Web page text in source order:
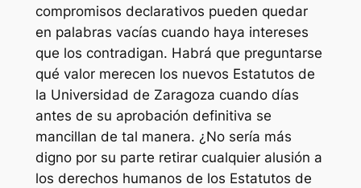
compromisos declarativos pueden quedar
en palabras vacías cuando haya intereses
que los contradigan. Habrá que preguntarse
qué valor merecen los nuevos Estatutos de
la Universidad de Zaragoza cuando días
antes de su aprobación definitiva se
mancillan de tal manera. ¿No sería más
digno por su parte retirar cualquier alusión a
los derechos humanos de los Estatutos de